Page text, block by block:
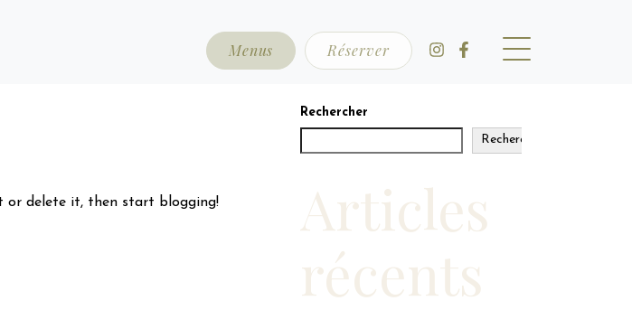
Menus Réserver
or delete it, then start blogging!
Rechercher
Rechercher
Articles
récents